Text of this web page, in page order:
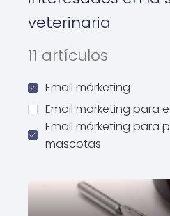
veterinaria
11 artículos
Email márketing
Email marketing para
Email márketing para
mascotas